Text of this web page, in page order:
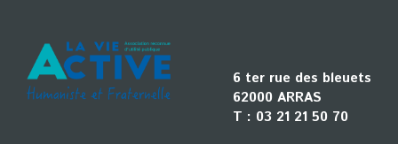
6 ter rue des bleuets
62000 ARRAS
T : 03 21 21 50 70